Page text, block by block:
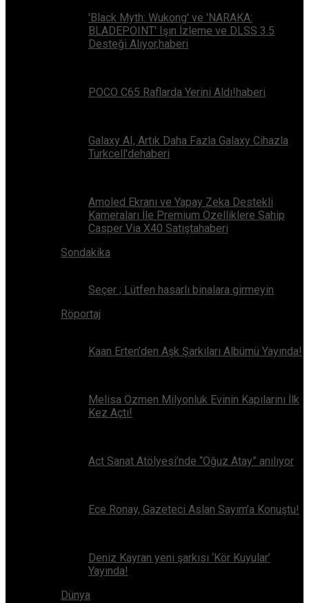
'Black Myth: Wukong' ve 'NARAKA:
BLADEPOINT' Işın İzleme ve DLSS 3.5
Desteği Alıyor,haberi
POCO C65 Raflarda Yerini Aldı!haberi
Galaxy AI, Artık Daha Fazla Galaxy Cihazla
Turkcell'dehaberi
Amoled Ekranı ve Yapay Zeka Destekli
Kameraları İle Premium Özelliklere Sahip
Casper Via X40 Satıştahaberi
Sondakika
Seçer ; Lütfen hasarlı binalara girmeyin
Röportaj
Kaan Erten’den Aşk Şarkıları Albümü Yayında!
Melisa Özmen Milyonluk Evinin Kapılarını İlk
Kez Açtı!
Act Sanat Atölyesi’nde “Oğuz Atay” anılıyor
Ece Ronay, Gazeteci Aslan Sayım’a Konuştu!
Deniz Kayran yeni şarkısı ‘Kör Kuyular’
Yayında!
Dünya